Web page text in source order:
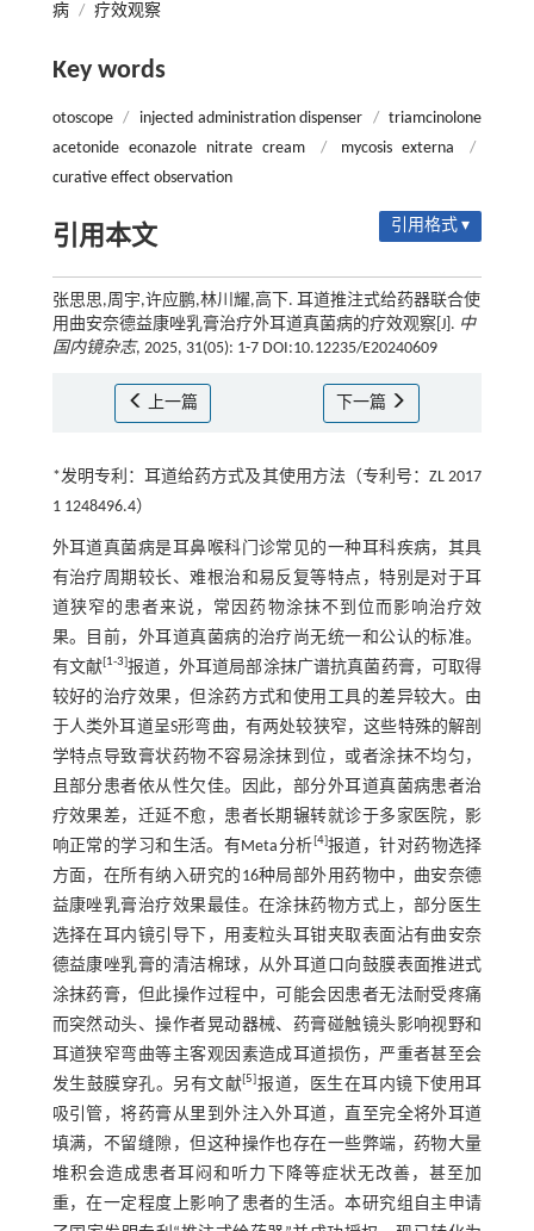
病 / 疗效观察
Key words
otoscope / injected administration dispenser / triamcinolone
acetonide econazole nitrate cream
/ mycosis externa
/
curative effect observation
引用本文 引用格式 ▾
张思思,周宇,许应鹏,林川耀,高下. 耳道推注式给药器联合使
用曲安奈德益康唑乳膏治疗外耳道真菌病的疗效观察[J]. 中
国内镜杂志, 2025, 31(05): 1-7 DOI:10.12235/E20240609
上一篇 下一篇
*发明专利：耳道给药方式及其使用方法（专利号：ZL 2017
1 1248496.4）
外耳道真菌病是耳鼻喉科门诊常见的一种耳科疾病，其具
有治疗周期较长、难根治和易反复等特点，特别是对于耳
道狭窄的患者来说，常因药物涂抹不到位而影响治疗效
果。目前，外耳道真菌病的治疗尚无统一和公认的标准。
有文献[1-3]报道，外耳道局部涂抹广谱抗真菌药膏，可取得
较好的治疗效果，但涂药方式和使用工具的差异较大。由
于人类外耳道呈S形弯曲，有两处较狭窄，这些特殊的解剖
学特点导致膏状药物不容易涂抹到位，或者涂抹不均匀，
且部分患者依从性欠佳。因此，部分外耳道真菌病患者治
疗效果差，迁延不愈，患者长期辗转就诊于多家医院，影
响正常的学习和生活。有Meta分析[4]报道，针对药物选择
方面，在所有纳入研究的16种局部外用药物中，曲安奈德
益康唑乳膏治疗效果最佳。在涂抹药物方式上，部分医生
选择在耳内镜引导下，用麦粒头耳钳夹取表面沾有曲安奈
德益康唑乳膏的清洁棉球，从外耳道口向鼓膜表面推进式
涂抹药膏，但此操作过程中，可能会因患者无法耐受疼痛
而突然动头、操作者晃动器械、药膏碰触镜头影响视野和
耳道狭窄弯曲等主客观因素造成耳道损伤，严重者甚至会
发生鼓膜穿孔。另有文献[5]报道，医生在耳内镜下使用耳
吸引管，将药膏从里到外注入外耳道，直至完全将外耳道
填满，不留缝隙，但这种操作也存在一些弊端，药物大量
堆积会造成患者耳闷和听力下降等症状无改善，甚至加
重，在一定程度上影响了患者的生活。本研究组自主申请